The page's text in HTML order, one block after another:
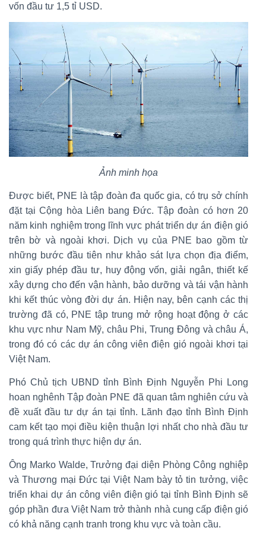
vốn đầu tư 1,5 tỉ USD.
Ảnh minh họa
Được biết, PNE là tập đoàn đa quốc gia, có trụ sở chính
đặt tại Cộng hòa Liên bang Đức. Tập đoàn có hơn 20
năm kinh nghiệm trong lĩnh vực phát triển dự án điện gió
trên bờ và ngoài khơi. Dịch vụ của PNE bao gồm từ
những bước đầu tiên như khảo sát lựa chọn địa điểm,
xin giấy phép đầu tư, huy động vốn, giải ngân, thiết kế
xây dựng cho đến vận hành, bảo dưỡng và tái vận hành
khi kết thúc vòng đời dự án. Hiện nay, bên cạnh các thị
trường đã có, PNE tập trung mở rộng hoạt động ở các
khu vực như Nam Mỹ, châu Phi, Trung Đông và châu Á,
trong đó có các dự án công viên điện gió ngoài khơi tại
Việt Nam.
Phó Chủ tịch UBND tỉnh Bình Định Nguyễn Phi Long
hoan nghênh Tập đoàn PNE đã quan tâm nghiên cứu và
đề xuất đầu tư dự án tại tỉnh. Lãnh đạo tỉnh Bình Định
cam kết tạo mọi điều kiện thuận lợi nhất cho nhà đầu tư
trong quá trình thực hiện dự án.
Ông Marko Walde, Trưởng đại diện Phòng Công nghiệp
và Thương mại Đức tại Việt Nam bày tỏ tin tưởng, việc
triển khai dự án công viên điện gió tại tỉnh Bình Định sẽ
góp phần đưa Việt Nam trở thành nhà cung cấp điện gió
có khả năng cạnh tranh trong khu vực và toàn cầu.